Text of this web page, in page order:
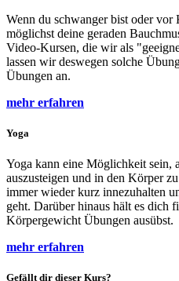
Wenn du schwanger bist oder vor
möglichst deine geraden
Video-Kursen, die wir als
lassen wir deswegen solche
Übungen an.
mehr erfahren
Yoga
Yoga kann eine Möglichkeit sein,
auszusteigen und in den Körper
immer wieder kurz innezuhalten
geht. Darüber hinaus hält es dich
Körpergewicht Übungen ausübst.
mehr erfahren
Gefällt dir dieser Kurs?